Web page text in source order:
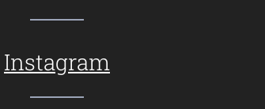
Instagram